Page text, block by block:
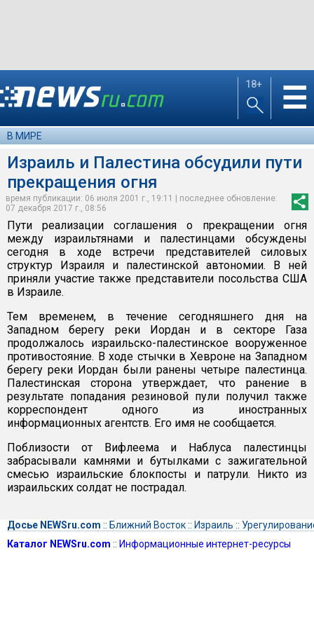
18+ ☰
В МИРЕ
Израиль и Палестина обсудили пути
прекращения огня
время публикации: 06 июля 2001 г., 19:11 | последнее обновление:
07 декабря 2017 г., 08:56
Пути реализации соглашения о прекращении огня
между израильтянами и палестинцами обсуждены
сегодня в ходе встречи представителей силовых
структур Израиля и палестинской автономии. В ней
приняли участие также представители посольства США
в Израиле.
Тем временем, в течение сегодняшнего дня на
Западном берегу реки Иордан и в секторе Газа
продолжалось израильско-палестинское вооруженное
противостояние. В ходе стычки в Хевроне на Западном
берегу реки Иордан были ранены четыре палестинца.
Палестинская сторона утверждает, что ранение в
результате попадания резиновой пули получил также
корреспондент одного из иностранных
информационных агентств. Его имя не сообщается.
Поблизости от Вифлеема и Наблуса палестинцы
забрасывали камнями и бутылками с зажигательной
смесью израильские блокпосты и патрули. Никто из
израильских солдат не пострадал.
Досье NEWSru.com :: Ближний Восток:: Израиль ::
Каталог NEWSru.com :: Информационные интернет-ресурсы